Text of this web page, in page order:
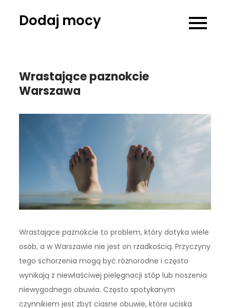
Dodaj mocy
Wrastające paznokcie
Warszawa
Wrastające paznokcie to problem, który dotyka wiele
osób, a w Warszawie nie jest on rzadkością. Przyczyny
tego schorzenia mogą być różnorodne i często
wynikają z niewłaściwej pielęgnacji stóp lub noszenia
niewygodnego obuwia. Często spotykanym
czynnikiem jest zbyt ciasne obuwie, które uciska